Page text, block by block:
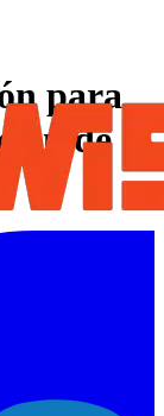
para
de